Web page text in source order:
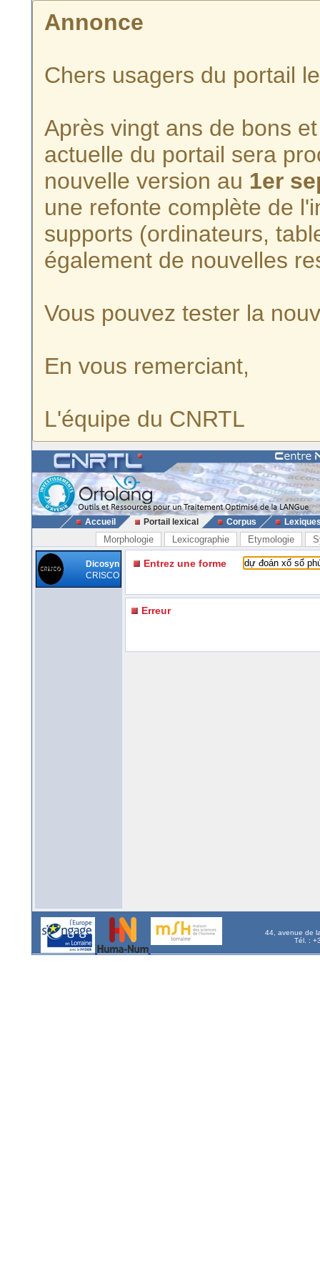
Annonce
Chers usagers du portail
Après vingt ans de bons
actuelle du portail sera
nouvelle version au 1er
une refonte complète de
supports (ordinateurs,
également de nouvelles
Vous pouvez tester la
En vous remerciant,
L'équipe du CNRTL
Accueil Portail lexical Corpus
Morphologie Lexicographie Etymologie
Dicosyn
CRISCO
Entrez une forme
Erreur
44, avenue de
Tél. :